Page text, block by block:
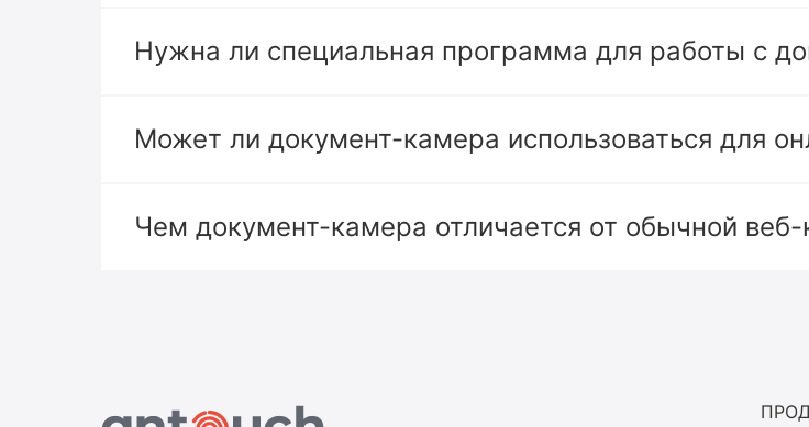
Нужна ли специальная программа для работы с
Может ли документ-камера использоваться для
Чем документ-камера отличается от обычной